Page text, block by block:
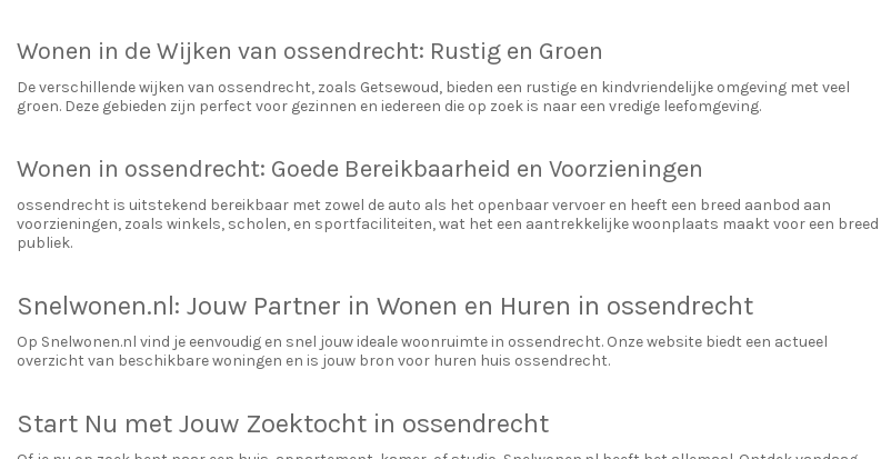
Wonen in de Wijken van ossendrecht: Rustig en Groen
De verschillende wijken van ossendrecht, zoals Getsewoud, bieden een rustige en kindvriendelijke omgeving met veel
groen. Deze gebieden zijn perfect voor gezinnen en iedereen die op zoek is naar een vredige leefomgeving.
Wonen in ossendrecht: Goede Bereikbaarheid en Voorzieningen
ossendrecht is uitstekend bereikbaar met zowel de auto als het openbaar vervoer en heeft een breed aanbod aan
voorzieningen, zoals winkels, scholen, en sportfaciliteiten, wat het een aantrekkelijke woonplaats maakt voor een breed
publiek.
Snelwonen.nl: Jouw Partner in Wonen en Huren in ossendrecht
Op Snelwonen.nl vind je eenvoudig en snel jouw ideale woonruimte in ossendrecht. Onze website biedt een actueel
overzicht van beschikbare woningen en is jouw bron voor huren huis ossendrecht.
Start Nu met Jouw Zoektocht in ossendrecht